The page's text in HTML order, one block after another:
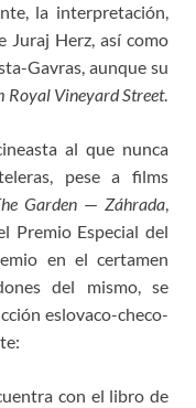
la interpretación,
Juraj Herz, así como
Gavras, aunque su
Royal Vineyard Street.
al que nunca
pese a films
Garden —Záhrada,
Premio Especial del
en el certamen
del mismo, se
eslovaco-checo-
con el libro de